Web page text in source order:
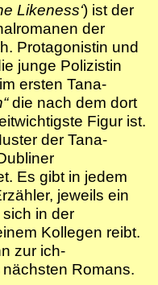
Likeness‘) ist der
der
Protagonistin und
junge Polizistin
ersten Tana-
die nach dem dort
Figur ist.
der Tana-
Es gibt in jedem
jeweils ein
in der
Kollegen reibt.
zur ich-
Romans.